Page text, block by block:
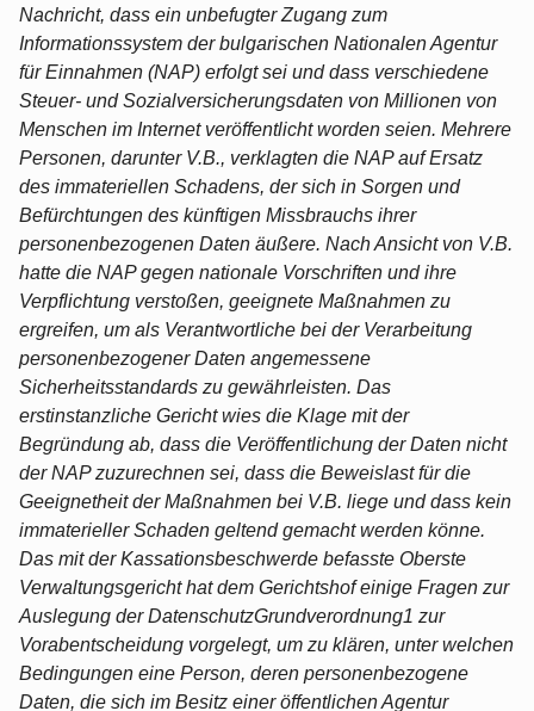
Nachricht, dass ein unbefugter Zugang zum
Informationssystem der bulgarischen Nationalen Agentur
für Einnahmen (NAP) erfolgt sei und dass verschiedene
Steuer- und Sozialversicherungsdaten von Millionen von
Menschen im Internet veröffentlicht worden seien. Mehrere
Personen, darunter V.B., verklagten die NAP auf Ersatz
des immateriellen Schadens, der sich in Sorgen und
Befürchtungen des künftigen Missbrauchs ihrer
personenbezogenen Daten äußere. Nach Ansicht von V.B.
hatte die NAP gegen nationale Vorschriften und ihre
Verpflichtung verstoßen, geeignete Maßnahmen zu
ergreifen, um als Verantwortliche bei der Verarbeitung
personenbezogener Daten angemessene
Sicherheitsstandards zu gewährleisten. Das
erstinstanzliche Gericht wies die Klage mit der
Begründung ab, dass die Veröffentlichung der Daten nicht
der NAP zuzurechnen sei, dass die Beweislast für die
Geeignetheit der Maßnahmen bei V.B. liege und dass kein
immaterieller Schaden geltend gemacht werden könne.
Das mit der Kassationsbeschwerde befasste Oberste
Verwaltungsgericht hat dem Gerichtshof einige Fragen zur
Auslegung der DatenschutzGrundverordnung1 zur
Vorabentscheidung vorgelegt, um zu klären, unter welchen
Bedingungen eine Person, deren personenbezogene
Daten, die sich im Besitz einer öffentlichen Agentur